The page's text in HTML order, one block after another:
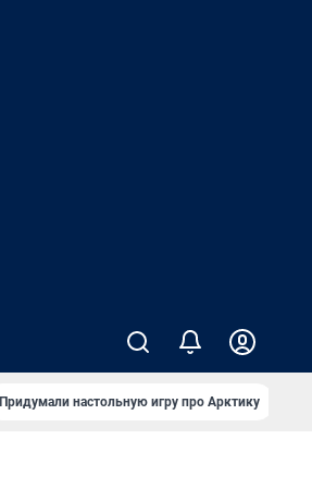
Придумали настольную игру про Арктику